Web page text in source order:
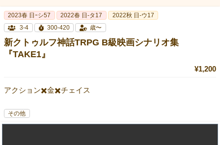
2023春 日ｰシ57 2022春 日-タ17
2022秋 日-ウ17
3-4
300-420 歳〜
新クトゥルフ神話TRPG B級映画シナリオ集
『TAKE1』
¥1,200
アクション✖️金✖️チェイス
その他